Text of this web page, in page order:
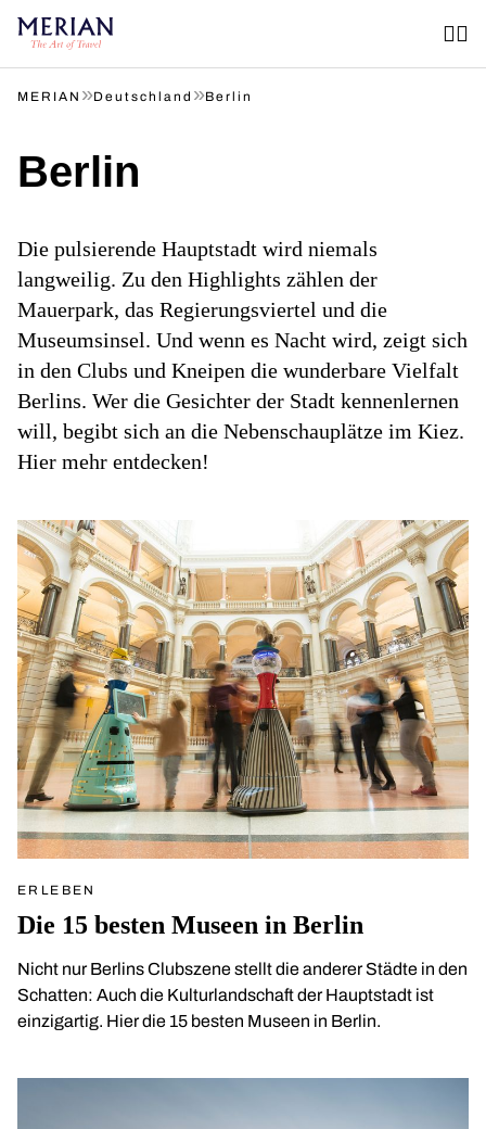
MERIAN »Deutschland »Berlin
Berlin
Die pulsierende Hauptstadt wird niemals
langweilig. Zu den Highlights zählen der
Mauerpark, das Regierungsviertel und die
Museumsinsel. Und wenn es Nacht wird, zeigt sich
in den Clubs und Kneipen die wunderbare Vielfalt
Berlins. Wer die Gesichter der Stadt kennenlernen
will, begibt sich an die Nebenschauplätze im Kiez.
Hier mehr entdecken!
ERLEBEN
Die 15 besten Museen in Berlin
Nicht nur Berlins Clubszene stellt die anderer Städte in den
Schatten: Auch die Kulturlandschaft der Hauptstadt ist
einzigartig. Hier die 15 besten Museen in Berlin.